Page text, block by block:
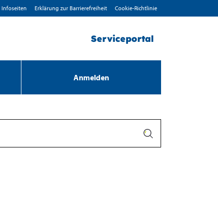
Infoseiten Erklärung zur Barrierefreiheit Cookie-Richtlinie
Serviceportal
Anmelden